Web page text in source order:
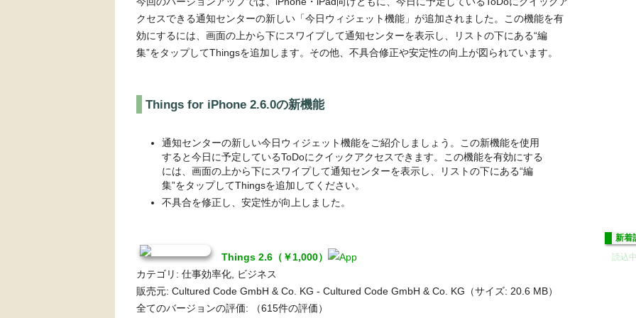
クセスできる通知センターの新しい「今日ウィジェット機能」が追加されました。この機能を有
効にするには、画面の上から下にスワイプして通知センターを表示し、リストの下にある“編
集”をタップしてThingsを追加します。その他、不具合修正や安定性の向上が図られています。
Things for iPhone 2.6.0の新機能
通知センターの新しい今日ウィジェット機能をご紹介しましょう。この新機能を使用
すると今日に予定しているToDoにクイックアクセスできます。この機能を有効にする
には、画面の上から下にスワイプして通知センターを表示し、リストの下にある“編
集”をタップしてThingsを追加してください。
不具合を修正し、安定性が向上しました。
Things 2.6（￥1,000）
カテゴリ: 仕事効率化, ビジネス
販売元: Cultured Code GmbH & Co. KG - Cultured Code GmbH & Co. KG（サイズ: 20.6 MB）
全てのバージョンの評価:
（615件の評価）
新着
読込中